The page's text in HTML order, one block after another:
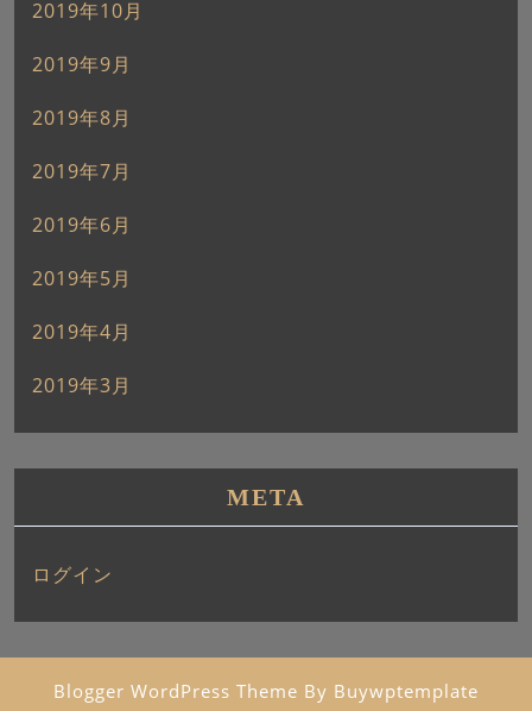
2019年10月
2019年9月
2019年8月
2019年7月
2019年6月
2019年5月
2019年4月
2019年3月
META
ログイン
Blogger WordPress Theme By Buywptemplate